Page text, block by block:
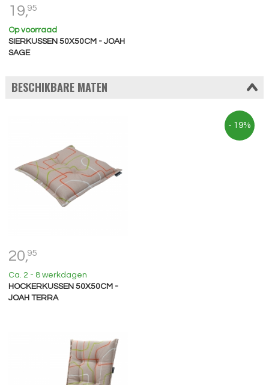
19,95
Op voorraad
SIERKUSSEN 50X50CM - JOAH
SAGE
BESCHIKBARE MATEN
20,95
Ca. 2 - 8 werkdagen
HOCKERKUSSEN 50X50CM -
JOAH TERRA
- 19%